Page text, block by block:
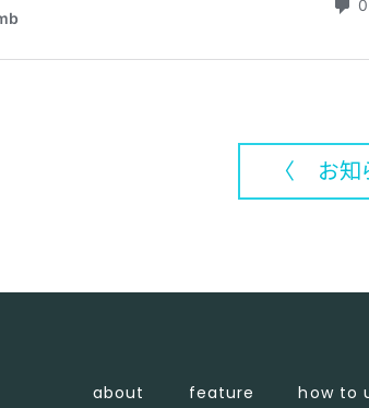
〈 お知
about feature how to